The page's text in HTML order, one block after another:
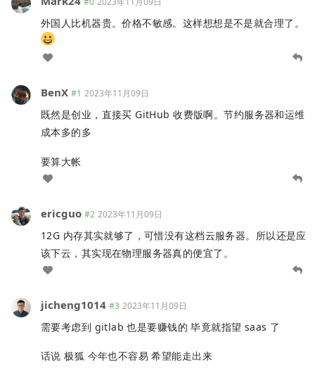
外国人比机器贵。价格不敏感。这样想想是不是就合理了。
BenX #1 2023年11月09日
既然是创业，直接买 GitHub 收费版啊。节约服务器和运维
成本多的多
要算大帐
ericguo #2 2023年11月09日
12G 内存其实就够了，可惜没有这档云服务器。所以还是应
该下云，其实现在物理服务器真的便宜了。
jicheng1014 #3 2023年11月09日
需要考虑到 gitlab 也是要赚钱的 毕竟就指望 saas 了
话说 极狐 今年也不容易 希望能走出来